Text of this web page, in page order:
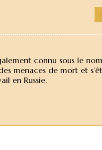
connu sous le
menaces de mort et
en Russie.